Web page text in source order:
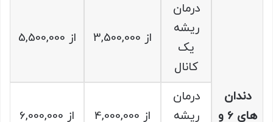
دندان
های 6 و
درمان
ریشه
یک
کانال
از 3,500,000 از 5,500,000
درمان
ریشه
از 4,000,000 از 6,000,000